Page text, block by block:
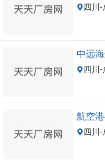
四川
中远
四川
航空
四川-